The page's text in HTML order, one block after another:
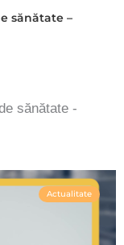
sănătate –
sănătate -
Actualitate